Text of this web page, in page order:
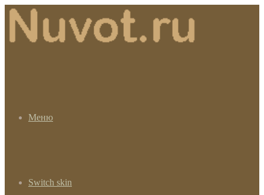
Меню
Switch skin